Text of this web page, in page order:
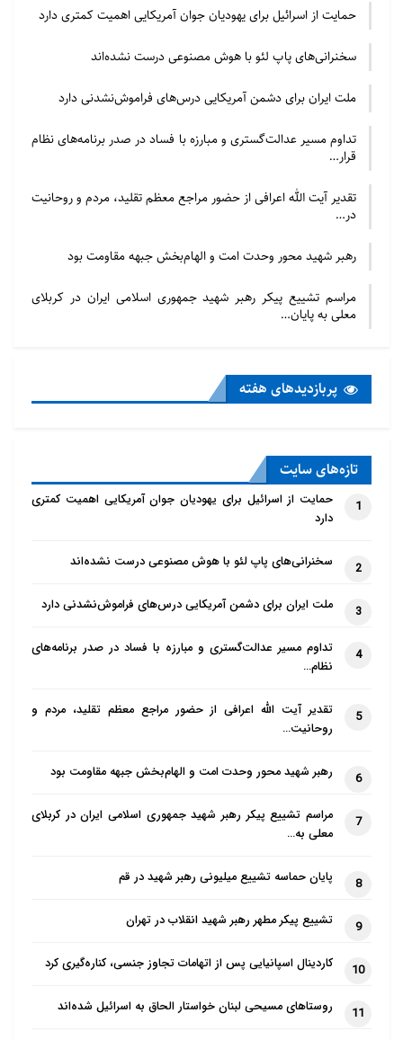
حمایت از اسرائیل برای یهودیان جوان آمریکایی اهمیت کمتری دارد
سخنرانی‌های پاپ لئو با هوش مصنوعی درست نشده‌اند
ملت ایران برای دشمن آمریکایی درس‌های فراموش‌نشدنی دارد
تداوم مسیر عدالت‌گستری و مبارزه با فساد در صدر برنامه‌های نظام
قرار…
تقدیر آیت الله اعرافی از حضور مراجع معظم تقلید، مردم و روحانیت
در…
رهبر شهید محور وحدت امت و الهام‌بخش جبهه مقاومت بود
مراسم تشییع پیکر رهبر شهید جمهوری اسلامی ایران در کربلای
معلی به پایان…
پربازدید‌های هفته
تازه‌‌های سایت
1
حمایت از اسرائیل برای یهودیان جوان آمریکایی اهمیت کمتری
دارد
2 سخنرانی‌های پاپ لئو با هوش مصنوعی درست نشده‌اند
3 ملت ایران برای دشمن آمریکایی درس‌های فراموش‌نشدنی دارد
4
تداوم مسیر عدالت‌گستری و مبارزه با فساد در صدر برنامه‌های
نظام…
5
تقدیر آیت الله اعرافی از حضور مراجع معظم تقلید، مردم و
روحانیت…
6 رهبر شهید محور وحدت امت و الهام‌بخش جبهه مقاومت بود
7
مراسم تشییع پیکر رهبر شهید جمهوری اسلامی ایران در کربلای
معلی به…
8 پایان حماسه تشییع میلیونی رهبر شهید در قم
9 تشییع پیکر مطهر رهبر شهید انقلاب در تهران
10 کاردینال اسپانیایی پس از اتهامات تجاوز جنسی، کناره‌گیری کرد
11 روستاهای مسیحی لبنان خواستار الحاق به اسرائیل شده‌اند